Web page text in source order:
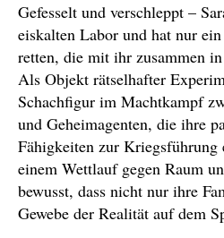
Gefesselt und verschleppt –
eiskalten Labor und hat nur
retten, die mit ihr zusammen
Als Objekt rätselhafter
Schachfigur im Machtkampf
und Geheimagenten, die ihre
Fähigkeiten zur Kriegsführung
einem Wettlauf gegen Raum
bewusst, dass nicht nur ihre
Gewebe der Realität auf dem